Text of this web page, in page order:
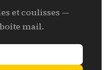
et coulisses —
mail.